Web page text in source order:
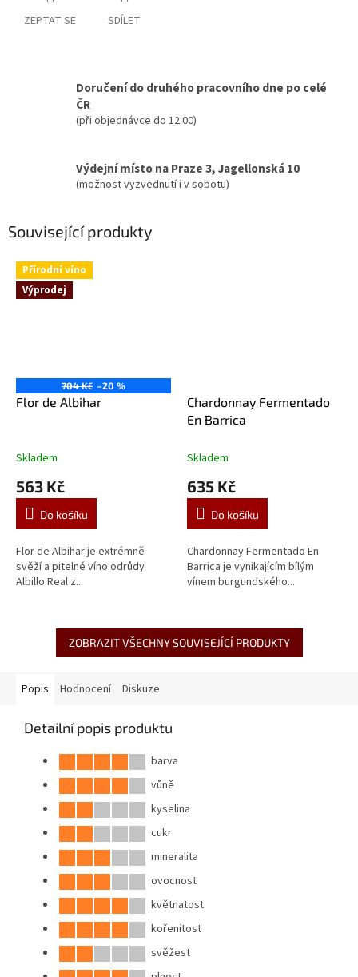
ZEPTAT SE SDÍLET
Doručení do druhého pracovního dne po celé
ČR
(při objednávce do 12:00)
Výdejní místo na Praze 3, Jagellonská 10
(možnost vyzvednutí i v sobotu)
Související produkty
Přírodní víno
Výprodej
704 Kč –20 %
Flor de Albihar
Skladem
563 Kč
Do košíku
Flor de Albihar je extrémně
svěží a pitelné víno odrůdy
Albillo Real z...
Chardonnay Fermentado
En Barrica
Skladem
635 Kč
Do košíku
Chardonnay Fermentado En
Barrica je vynikajícím bílým
vínem burgundského...
ZOBRAZIT VŠECHNY SOUVISEJÍCÍ PRODUKTY
Popis Hodnocení Diskuze
Detailní popis produktu
barva
vůně
kyselina
cukr
mineralita
ovocnost
květnatost
kořenitost
svěžest